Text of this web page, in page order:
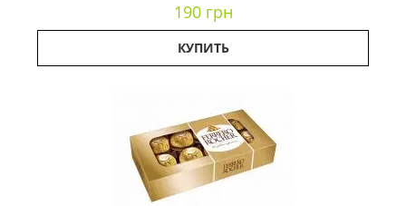
190 грн
КУПИТЬ